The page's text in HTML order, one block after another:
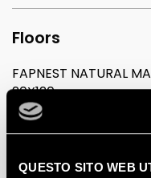
QUESTO SITO WEB
Floors
FAPNEST NATURAL
20X120